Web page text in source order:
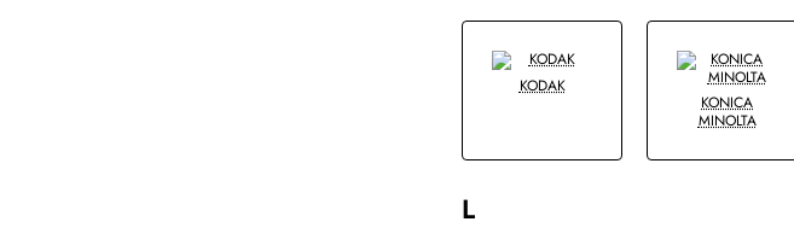
KODAK
KONICA
MINOLTA
L